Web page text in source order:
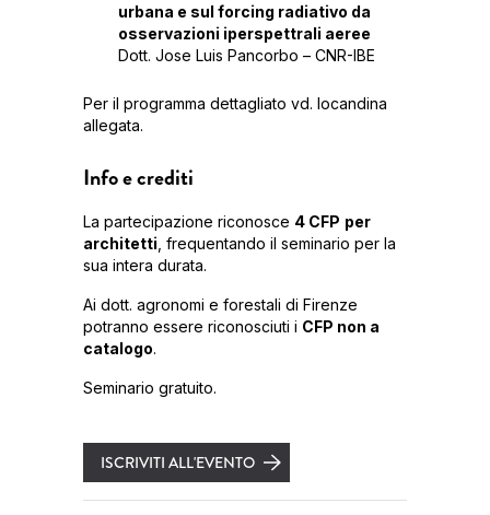
urbana e sul forcing radiativo da
osservazioni iperspettrali aeree
Dott. Jose Luis Pancorbo – CNR-IBE
Per il programma dettagliato vd. locandina
allegata.
Info e crediti
La partecipazione riconosce 4 CFP per
architetti , frequentando il seminario per la
sua intera durata.
Ai dott. agronomi e forestali di Firenze
potranno essere riconosciuti i CFP non a
catalogo.
Seminario gratuito.
ISCRIVITI ALL'EVENTO